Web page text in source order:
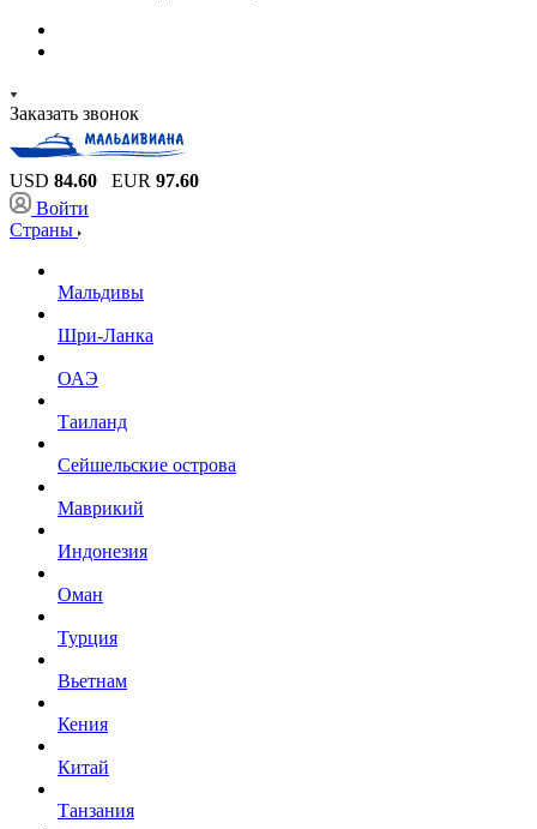
Заказать звонок
USD 84.60 EUR 97.60
Войти
Страны
Мальдивы
Шри-Ланка
ОАЭ
Таиланд
Сейшельские острова
Маврикий
Индонезия
Оман
Турция
Вьетнам
Кения
Китай
Танзания